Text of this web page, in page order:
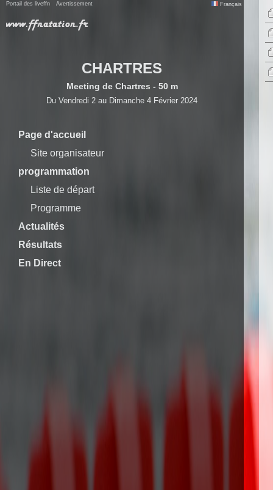
Portail des liveffn Avertissement Français
CHARTRES
Meeting de Chartres - 50 m
Du Vendredi 2 au Dimanche 4 Février 2024
Page d'accueil
Site organisateur
programmation
Liste de départ
Programme
Actualités
Résultats
En Direct